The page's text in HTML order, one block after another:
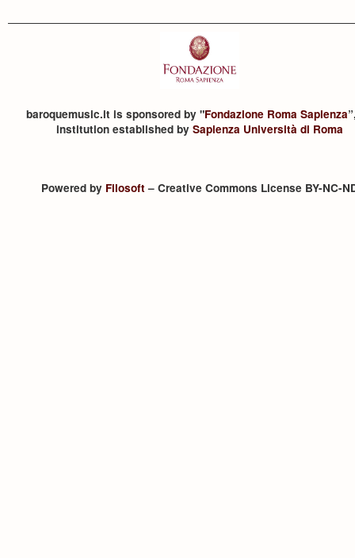
baroquemusic.it is sponsored by "Fondazione Roma Sapienza
institution established by Sapienza Università di Roma
Powered by Filosoft– Creative Commons License BY-NC-